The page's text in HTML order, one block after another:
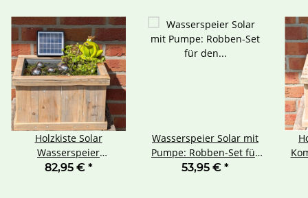
Holzkiste Solar
Wasserspeier
Froschkönig Miniteich
82,95 € *
Wasserspeier Solar mit
Pumpe: Robben-Set für
den Miniteich
53,95 € *